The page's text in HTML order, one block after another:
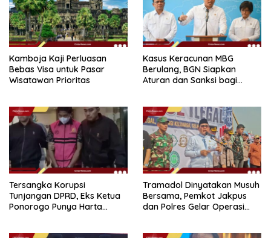
Kamboja Kaji Perluasan
Bebas Visa untuk Pasar
Wisatawan Prioritas
Kasus Keracunan MBG
Berulang, BGN Siapkan
Aturan dan Sanksi bagi
Tersangka Korupsi
Tunjangan DPRD, Eks Ketua
Ponorogo Punya Harta
Tramadol Dinyatakan Musuh
Bersama, Pemkot Jakpus
dan Polres Gelar Operasi